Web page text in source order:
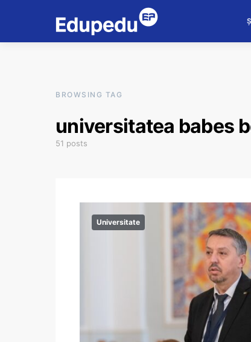
BROWSING TAG
universitatea babes
51 posts
Universitate